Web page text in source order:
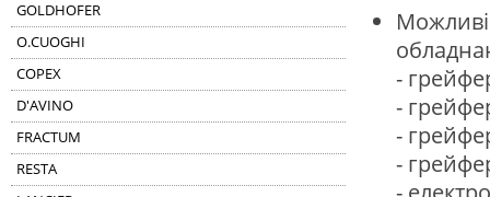
GOLDHOFER
O.CUOGHI
COPEX
D'AVINO
FRACTUM
RESTA
-
-
-
-